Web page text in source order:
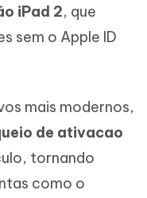
iPad 2, que
sem o Apple ID
mais modernos,
de ativacao
tornando
como o